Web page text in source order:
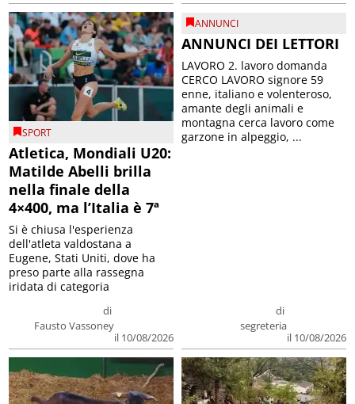
SPORT
Atletica, Mondiali U20:
Matilde Abelli brilla
nella finale della
4×400, ma l’Italia è 7ª
di
Fausto Vassoney
il 10/08/2026
Si è chiusa l'esperienza
dell'atleta valdostana a
Eugene, Stati Uniti, dove ha
preso parte alla rassegna
iridata di categoria
ANNUNCI
ANNUNCI DEI LETTORI
di
segreteria
il 10/08/2026
LAVORO 2. lavoro domanda
CERCO LAVORO signore 59
enne, italiano e volenteroso,
amante degli animali e
montagna cerca lavoro come
garzone in alpeggio, ...